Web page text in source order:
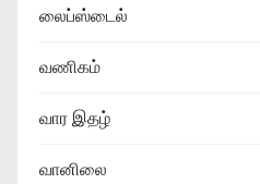
லைப்ஸ்டைல்
வணிகம்
வார இதழ்
வானிலை